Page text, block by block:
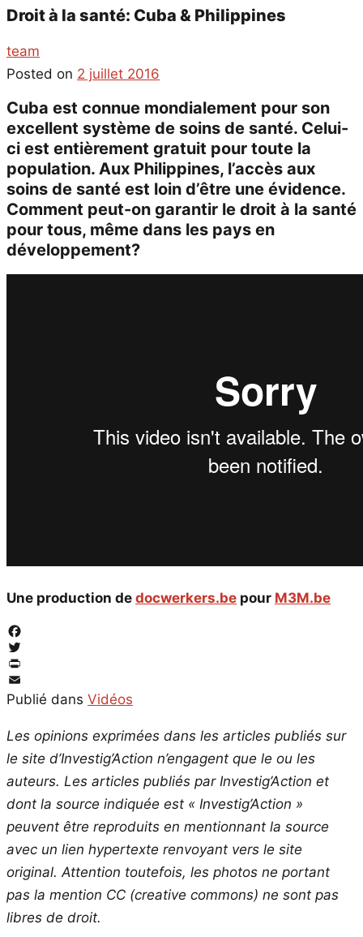
Droit à la santé: Cuba & Philippines
team
Posted on 2 juillet 2016
Cuba est connue mondialement pour son
excellent système de soins de santé. Celui-
ci est entièrement gratuit pour toute la
population. Aux Philippines, l’accès aux
soins de santé est loin d’être une évidence.
Comment peut-on garantir le droit à la santé
pour tous, même dans les pays en
développement?
Une production de docwerkers.be pour M3M.be
Facebook
Twitter
PrintFriendly
Email
Publié dans Vidéos
Les opinions exprimées dans les articles publiés sur
le site d’Investig’Action n’engagent que le ou les
auteurs. Les articles publiés par Investig’Action et
dont la source indiquée est « Investig’Action »
peuvent être reproduits en mentionnant la source
avec un lien hypertexte renvoyant vers le site
original. Attention toutefois, les photos ne portant
pas la mention CC (creative commons) ne sont pas
libres de droit.